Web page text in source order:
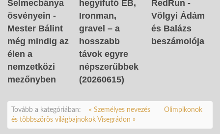
Selmecbánya
ösvényein -
Mester Bálint
még mindig az
élen a
nemzetközi
mezőnyben
hegyifutó EB,
Ironman,
gravel – a
hosszabb
távok egyre
népszerűbbek
(20260615)
RedRun -
Völgyi Ádám
és Balázs
beszámolója
Tovább a kategóriában: « Személyes nevezés
Olimpikonok
és többszörös világbajnokok Visegrádon »